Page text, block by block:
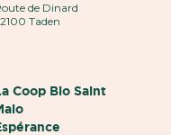
de Dinard
Taden
Coop Bio Saint